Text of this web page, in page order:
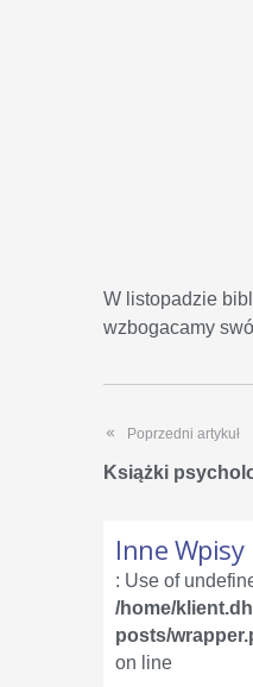
W listopadzie
wzbogacamy
Poprzedni artykuł
Książki
Inne Wpisy
: Use of
/home/
posts/
on line